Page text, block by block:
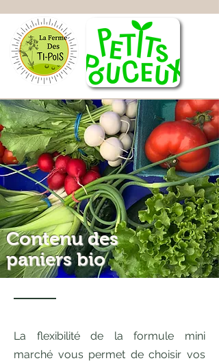
Contenu des
paniers bio
La flexibilité de la formule mini
marché vous permet de choisir vos